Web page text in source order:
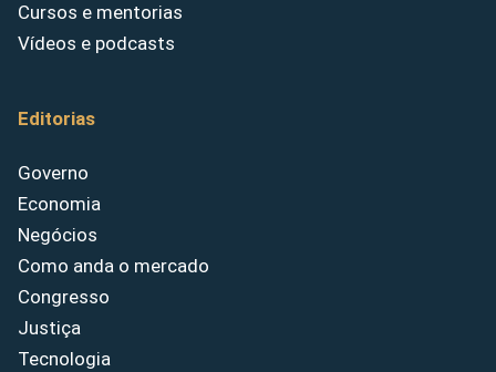
Cursos e mentorias
Vídeos e podcasts
Editorias
Governo
Economia
Negócios
Como anda o mercado
Congresso
Justiça
Tecnologia